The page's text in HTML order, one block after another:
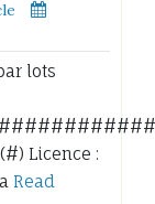
lots
Licence :
Read